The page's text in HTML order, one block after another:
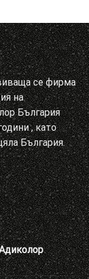
се фирма
на
България
, като
България.